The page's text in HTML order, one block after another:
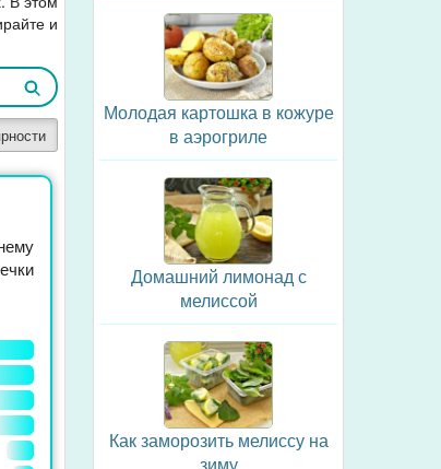
и
Молодая картошка в кожуре
в аэрогриле
Домашний лимонад с
мелиссой
Как заморозить мелиссу на